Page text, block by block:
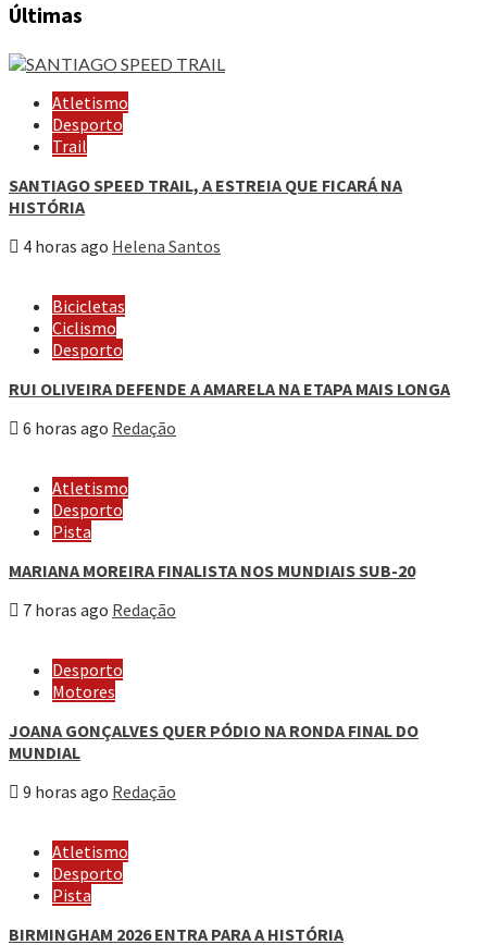
Últimas
Atletismo
Desporto
Trail
SANTIAGO SPEED TRAIL, A ESTREIA QUE FICARÁ NA
HISTÓRIA
4 horas ago Helena Santos
Bicicletas
Ciclismo
Desporto
RUI OLIVEIRA DEFENDE A AMARELA NA ETAPA MAIS LONGA
6 horas ago Redação
Atletismo
Desporto
Pista
MARIANA MOREIRA FINALISTA NOS MUNDIAIS SUB-20
7 horas ago Redação
Desporto
Motores
JOANA GONÇALVES QUER PÓDIO NA RONDA FINAL DO
MUNDIAL
9 horas ago Redação
Atletismo
Desporto
Pista
BIRMINGHAM 2026 ENTRA PARA A HISTÓRIA